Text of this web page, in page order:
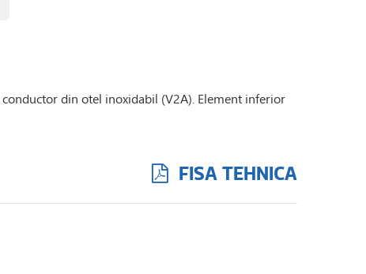
din otel inoxidabil (V2A). Element inferior
FISA TEHNICA